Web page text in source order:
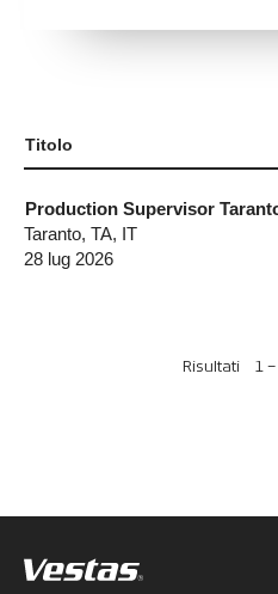
Titolo
Production Supervisor
Taranto, TA, IT
28 lug 2026
Risultati 1